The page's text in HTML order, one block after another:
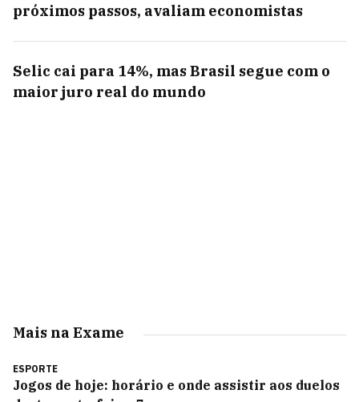
próximos passos, avaliam economistas
Selic cai para 14%, mas Brasil segue com o
maior juro real do mundo
Mais na Exame
ESPORTE
Jogos de hoje: horário e onde assistir aos duelos